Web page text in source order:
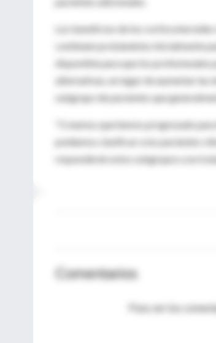
Los beneficios de los
continúen probándolos inicialmente
disponible para que los
alternativas, en lugar de aumentar las
subgrupo de pacientes que
"Creemos que hemos progresado
podíamos clasificar a los pacientes
responderán estos subgrupos a un
Comentarios
Para ver los